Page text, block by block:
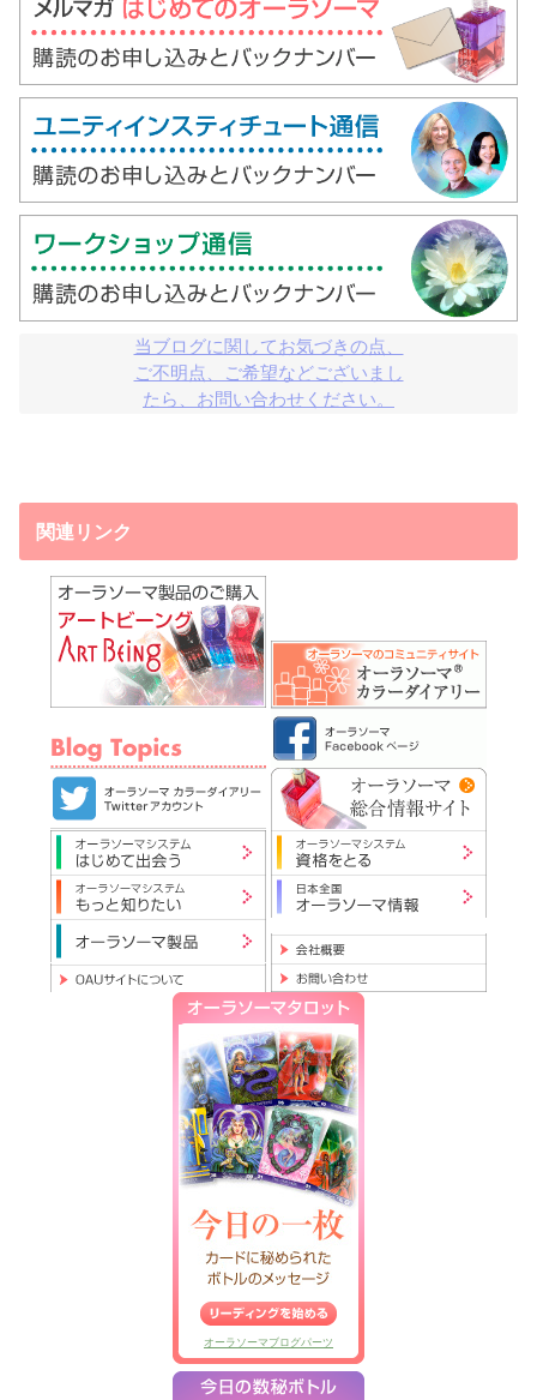
当ブログに関してお気づきの点、
ご不明点、ご希望などございまし
たら、お問い合わせください。
関連リンク